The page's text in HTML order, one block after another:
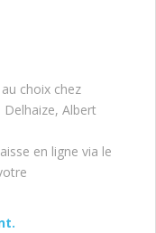
choix chez
Albert
en ligne via le